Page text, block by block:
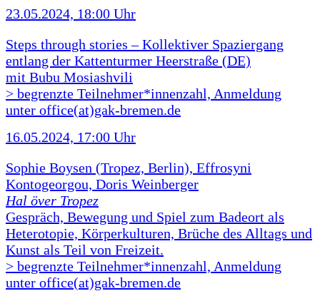
23.05.2024, 18:00 Uhr
Steps through stories – Kollektiver Spaziergang
entlang der Kattenturmer Heerstraße (DE)
mit Bubu Mosiashvili
> begrenzte Teilnehmer*innenzahl, Anmeldung
unter office(at)gak-bremen.de
16.05.2024, 17:00 Uhr
Sophie Boysen (Tropez, Berlin), Effrosyni
Kontogeorgou, Doris Weinberger
Hal över Tropez
Gespräch, Bewegung und Spiel zum Badeort als
Heterotopie, Körperkulturen, Brüche des Alltags und
Kunst als Teil von Freizeit.
> begrenzte Teilnehmer*innenzahl, Anmeldung
unter office(at)gak-bremen.de